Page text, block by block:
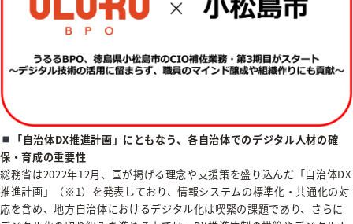
「自治体DX推進計画」にともなう、各自治体でのデジタル人材の確
保・育成の重要性
総務省は2022年12月、国が掲げる理念や支援策を盛り込んだ「自治体DX
推進計画」（※1）を発表しており、情報システムの標準化・共通化の対
応を含め、地方自治体におけるデジタル化は喫緊の課題であり、さらに